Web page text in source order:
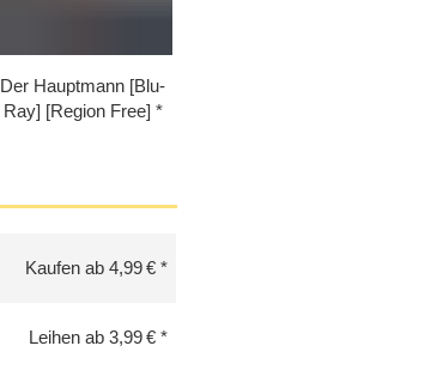
Der Hauptmann [Blu-
Ray] [Region Free]
Kaufen ab 4,99 €
Leihen ab 3,99 €